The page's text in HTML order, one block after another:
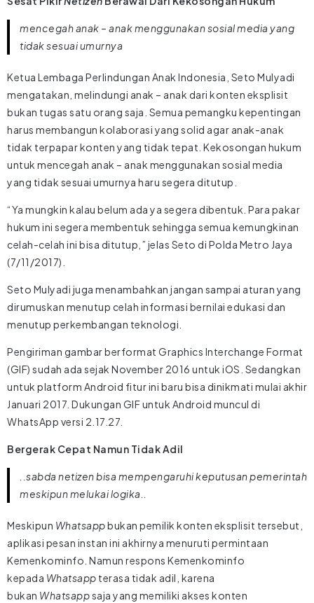
mencegah anak – anak menggunakan sosial media yang
tidak sesuai umurnya
Ketua Lembaga Perlindungan Anak Indonesia, Seto Mulyadi
mengatakan, melindungi anak – anak dari konten eksplisit
bukan tugas satu orang saja. Semua pemangku kepentingan
harus membangun kolaborasi yang solid agar anak-anak
tidak terpapar konten yang tidak tepat. Kekosongan hukum
untuk mencegah anak – anak menggunakan sosial media
yang tidak sesuai umurnya haru segera ditutup.
“Ya mungkin kalau belum ada ya segera dibentuk. Para pakar
hukum ini segera membentuk sehingga semua kemungkinan
celah-celah ini bisa ditutup,” jelas Seto di Polda Metro Jaya
(7/11/2017).
Seto Mulyadi juga menambahkan jangan sampai aturan yang
dirumuskan menutup celah informasi bernilai edukasi dan
menutup perkembangan teknologi.
Pengiriman gambar berformat Graphics Interchange Format
(GIF) sudah ada sejak November 2016 untuk iOS. Sedangkan
untuk platform Android fitur ini baru bisa dinikmati mulai akhir
Januari 2017. Dukungan GIF untuk Android muncul di
WhatsApp versi 2.17.27.
Bergerak Cepat Namun Tidak Adil
..sabda netizen bisa mempengaruhi keputusan pemerintah
meskipun melukai logika..
Meskipun Whatsappbukan pemilik konten eksplisit tersebut,
aplikasi pesan instan ini akhirnya menuruti permintaan
Kemenkominfo. Namun respons Kemenkominfo
kepada Whatsapp terasa tidak adil, karena
bukan Whatsappsaja yang memiliki akses konten